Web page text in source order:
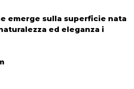
emerge sulla superficie nata
ed eleganza i